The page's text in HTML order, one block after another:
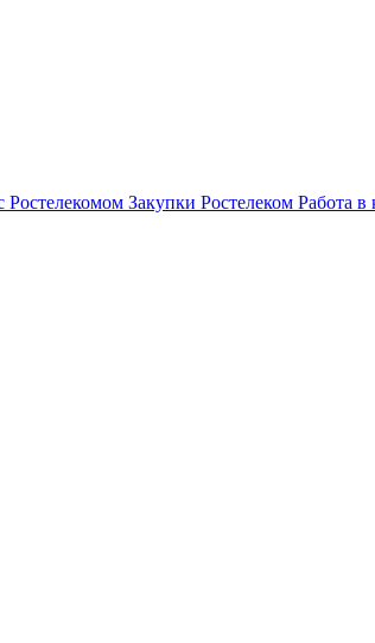
Ростелекомом Закупки Ростелеком Работа в